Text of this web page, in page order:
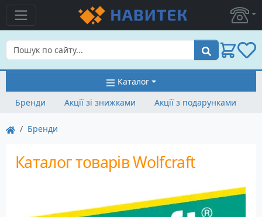
Пошук
Каталог
Бренди
Акції зі знижками Акції з подарунками
Бренди
Каталог товарів Wolfcraft